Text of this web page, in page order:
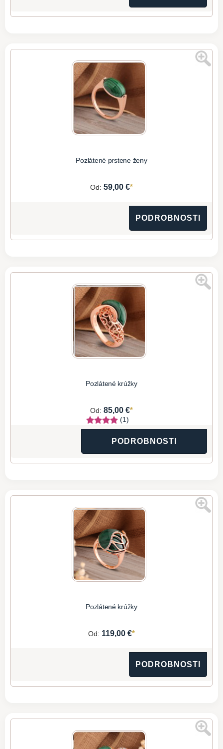
Pozlátené prstene ženy
Od: 59,00 €*
PODROBNOSTI
Pozlátené krúžky
Od: 85,00 €*
(1)
PODROBNOSTI
Pozlátené krúžky
Od: 119,00 €*
PODROBNOSTI